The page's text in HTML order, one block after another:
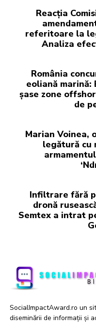
Reacția
referitoare la
Analiza
România
eoliană
șase zone
de
Marian Voinea,
legătură cu
Infiltrare fără
dronă
Semtex a intrat
SocialImpactAward.ro un
diseminării de informații și